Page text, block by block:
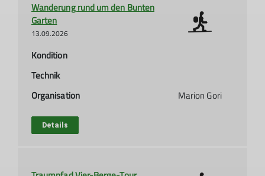
Wanderung rund um den Bunten
Garten
13.09.2026
Kondition
Technik
Organisation
Marion Gori
Details